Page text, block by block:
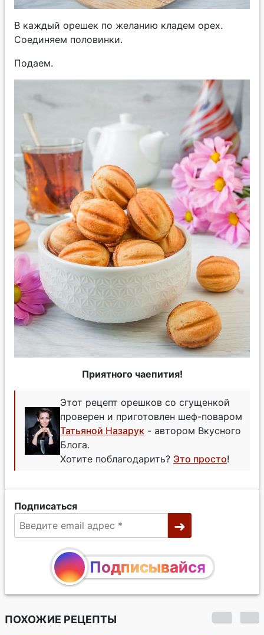
В каждый орешек по желанию кладем орех.
Соединяем половинки.
Подаем.
Приятного чаепития!
Этот рецепт орешков со сгущенкой
проверен и приготовлен шеф-поваром
Татьяной Назарук - автором Вкусного
Блога.
Хотите поблагодарить? Это просто!
Подписаться
Подписывайся
ПОХОЖИЕ РЕЦЕПТЫ